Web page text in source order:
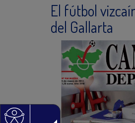
El fútbol
del Gallarta